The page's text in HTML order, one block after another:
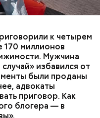
к четырем
170 миллионов
Мужчина
избавился от
были проданы
адвокаты
приговор. Как
блогера — в